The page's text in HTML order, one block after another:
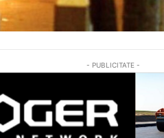
- PUBLICITATE -